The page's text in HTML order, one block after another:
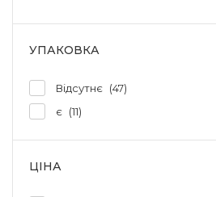
УПАКОВКА
є 11
Відсутнє 47
ЦІНА